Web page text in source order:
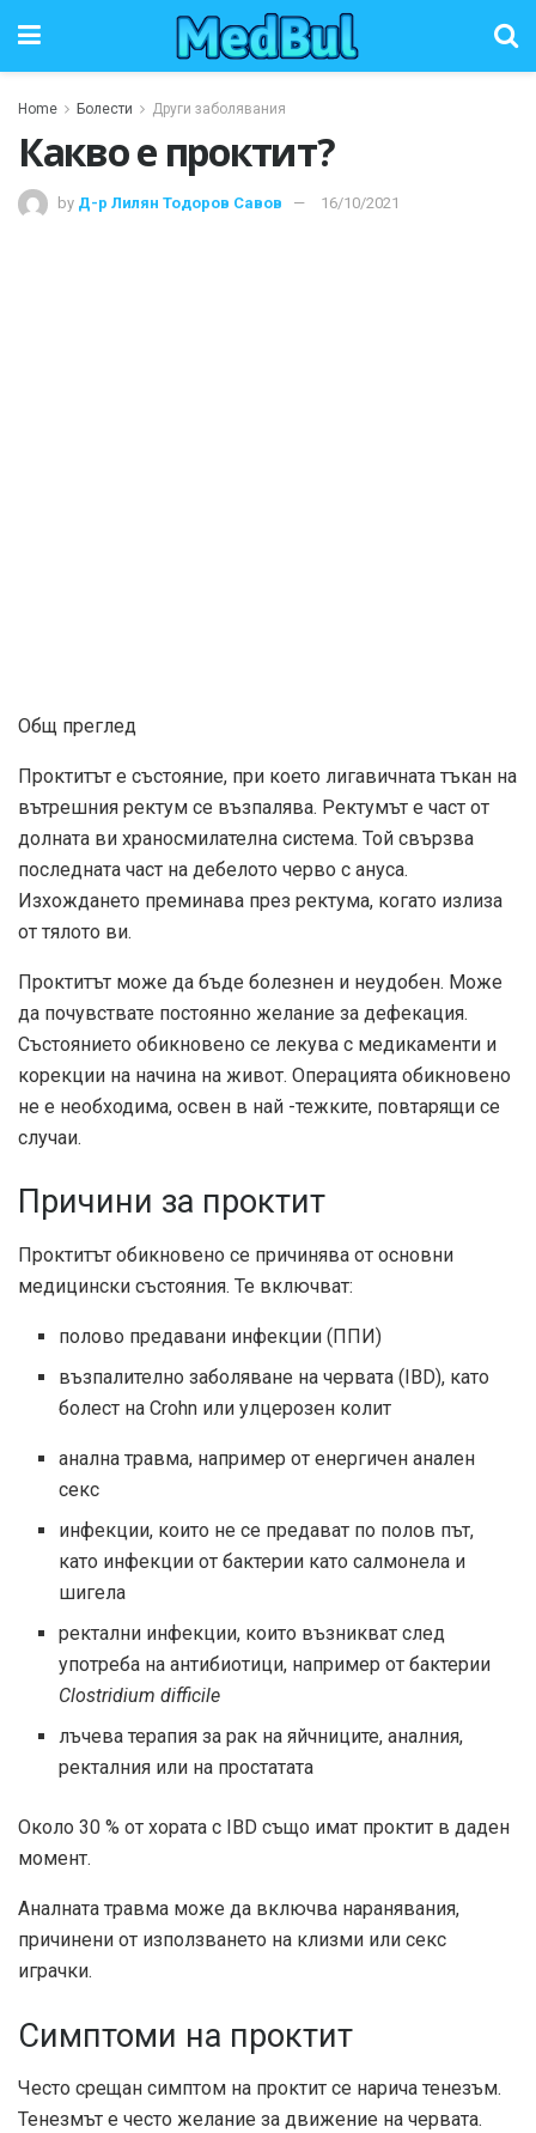
Home Болести Други заболявания
Какво е проктит?
by Д-р Лилян Тодоров Савов 16/10/2021
Общ преглед
Проктитът е състояние, при което лигавичната тъкан на
вътрешния ректум се възпалява. Ректумът е част от
долната ви храносмилателна система. Той свързва
последната част на дебелото черво с ануса.
Изхождането преминава през ректума, когато излиза
от тялото ви.
Проктитът може да бъде болезнен и неудобен. Може
да почувствате постоянно желание за дефекация.
Състоянието обикновено се лекува с медикаменти и
корекции на начина на живот. Операцията обикновено
не е необходима, освен в най -тежките, повтарящи се
случаи.
Причини за проктит
Проктитът обикновено се причинява от основни
медицински състояния. Те включват:
полово предавани инфекции (ППИ)
възпалително заболяване на червата (IBD), като
болест на Crohn или улцерозен колит
анална травма, например от енергичен анален
секс
инфекции, които не се предават по полов път,
като инфекции от бактерии като салмонела и
шигела
ректални инфекции, които възникват след
употреба на антибиотици, например от бактерии
Clostridium difficile
лъчева терапия за рак на яйчниците, аналния,
ректалния или на простатата
Около 30 % от хората с IBD също имат проктит в даден
момент.
Аналната травма може да включва наранявания,
причинени от използването на клизми или секс
играчки.
Симптоми на проктит
Често срещан симптом на проктит се нарича тенезъм.
Тенезмът е често желание за движение на червата.